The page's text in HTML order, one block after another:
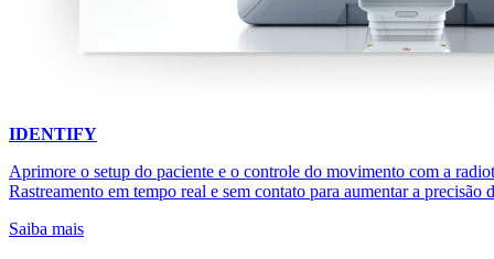
IDENTIFY
Aprimore o setup do paciente e o controle do movimento com a
Rastreamento em tempo real e sem contato para aumentar a precisão
Saiba mais